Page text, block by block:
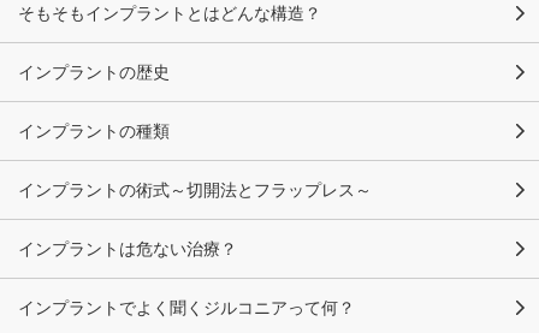
そもそもインプラントとはどんな構造？
インプラントの歴史
インプラントの種類
インプラントの術式～切開法とフラップレス～
インプラントは危ない治療？
インプラントでよく聞くジルコニアって何？